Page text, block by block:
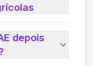
depois